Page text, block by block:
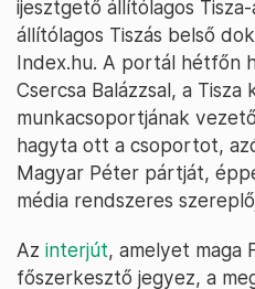
ijesztgető állítólagos
állítólagos Tiszás belső
Index.hu. A portál hétfőn
Csercsa Balázzsal, a
munkacsoportjának
hagyta ott a csoportot,
Magyar Péter pártját,
média rendszeres
Az interjút, amelyet maga
főszerkesztő jegyez, a